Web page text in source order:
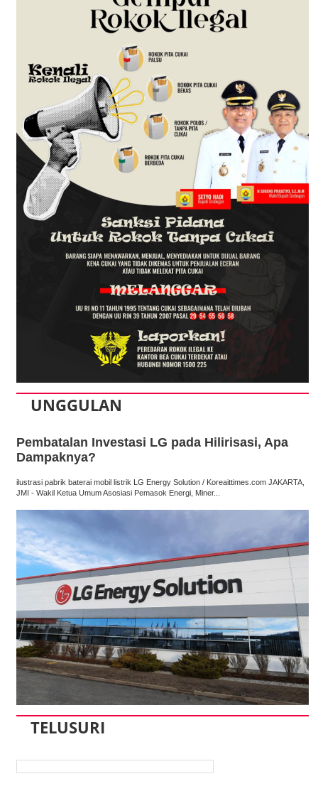
UNGGULAN
Pembatalan Investasi LG pada Hilirisasi, Apa
Dampaknya?
ilustrasi pabrik baterai mobil listrik LG Energy Solution / Koreaittimes.com JAKARTA,
JMI - Wakil Ketua Umum Asosiasi Pemasok Energi, Miner...
TELUSURI